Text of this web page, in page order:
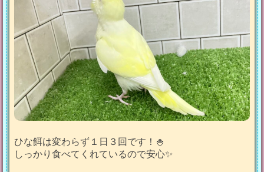
ひな餌は変わらず１日３回です！🍚
しっかり食べてくれているので安心✨